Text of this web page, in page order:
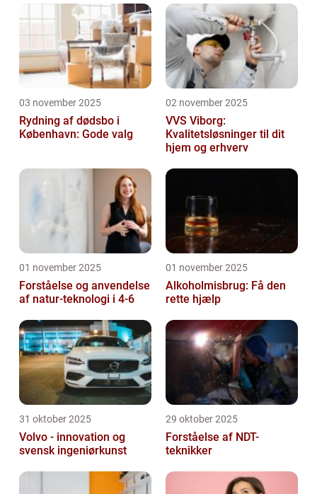
03 november 2025
Rydning af dødsbo i
København: Gode valg
02 november 2025
VVS Viborg:
Kvalitetsløsninger til dit
hjem og erhverv
01 november 2025
Forståelse og anvendelse
af natur-teknologi i 4-6
01 november 2025
Alkoholmisbrug: Få den
rette hjælp
31 oktober 2025
Volvo - innovation og
svensk ingeniørkunst
29 oktober 2025
Forståelse af NDT-
teknikker